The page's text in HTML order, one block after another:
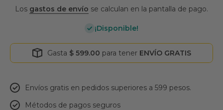
Los gastos de envío se calculan en la pantalla de pago.
¡Disponible!
Gasta $ 599.00 para tener ENVÍO GRATIS
Envíos gratis en pedidos superiores a 599 pesos.
Métodos de pagos seguros